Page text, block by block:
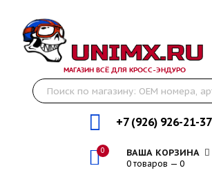
МАГАЗИН ВСЁ ДЛЯ КРОСС-ЭНДУРО
+7 (926) 926-21-37
0 ВАША КОРЗИНА
0 товаров — 0